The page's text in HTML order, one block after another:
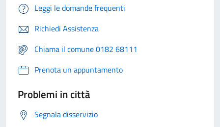
Leggi le domande frequenti
Richiedi Assistenza
Chiama il comune 0182 68111
Prenota un appuntamento
Problemi in città
Segnala disservizio